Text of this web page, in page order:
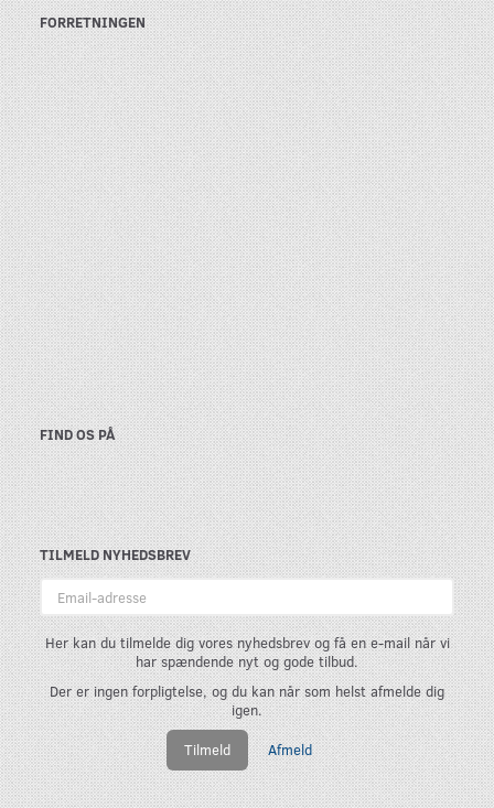
FORRETNINGEN
FIND OS PÅ
TILMELD NYHEDSBREV
Her kan du tilmelde dig vores nyhedsbrev og få en e-mail når vi
har spændende nyt og gode tilbud.
Der er ingen forpligtelse, og du kan når som helst afmelde dig
igen.
Tilmeld Afmeld